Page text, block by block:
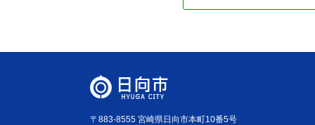
〒883-8555 宮崎県日向市本町10番5号